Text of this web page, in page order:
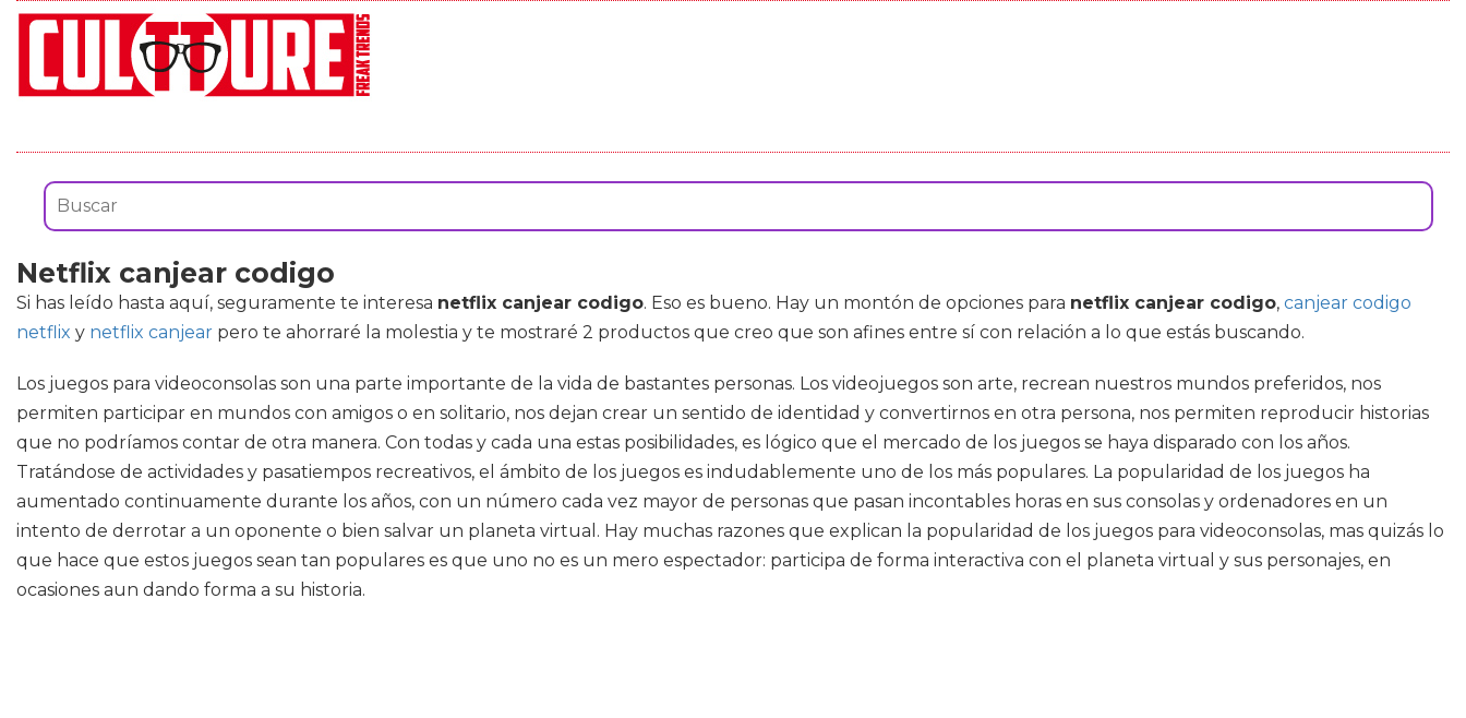
Netflix canjear codigo
Si has leído hasta aquí, seguramente te interesa netflix canjear codigo. Eso es bueno. Hay un montón de opciones para netflix canjear codigo, canjear codigo
netflix y netflix canjear pero te ahorraré la molestia y te mostraré 2 productos que creo que son afines entre sí con relación a lo que estás buscando.
Los juegos para videoconsolas son una parte importante de la vida de bastantes personas. Los videojuegos son arte, recrean nuestros mundos preferidos, nos
permiten participar en mundos con amigos o en solitario, nos dejan crear un sentido de identidad y convertirnos en otra persona, nos permiten reproducir historias
que no podríamos contar de otra manera. Con todas y cada una estas posibilidades, es lógico que el mercado de los juegos se haya disparado con los años.
Tratándose de actividades y pasatiempos recreativos, el ámbito de los juegos es indudablemente uno de los más populares. La popularidad de los juegos ha
aumentado continuamente durante los años, con un número cada vez mayor de personas que pasan incontables horas en sus consolas y ordenadores en un
intento de derrotar a un oponente o bien salvar un planeta virtual. Hay muchas razones que explican la popularidad de los juegos para videoconsolas, mas quizás lo
que hace que estos juegos sean tan populares es que uno no es un mero espectador: participa de forma interactiva con el planeta virtual y sus personajes, en
ocasiones aun dando forma a su historia.